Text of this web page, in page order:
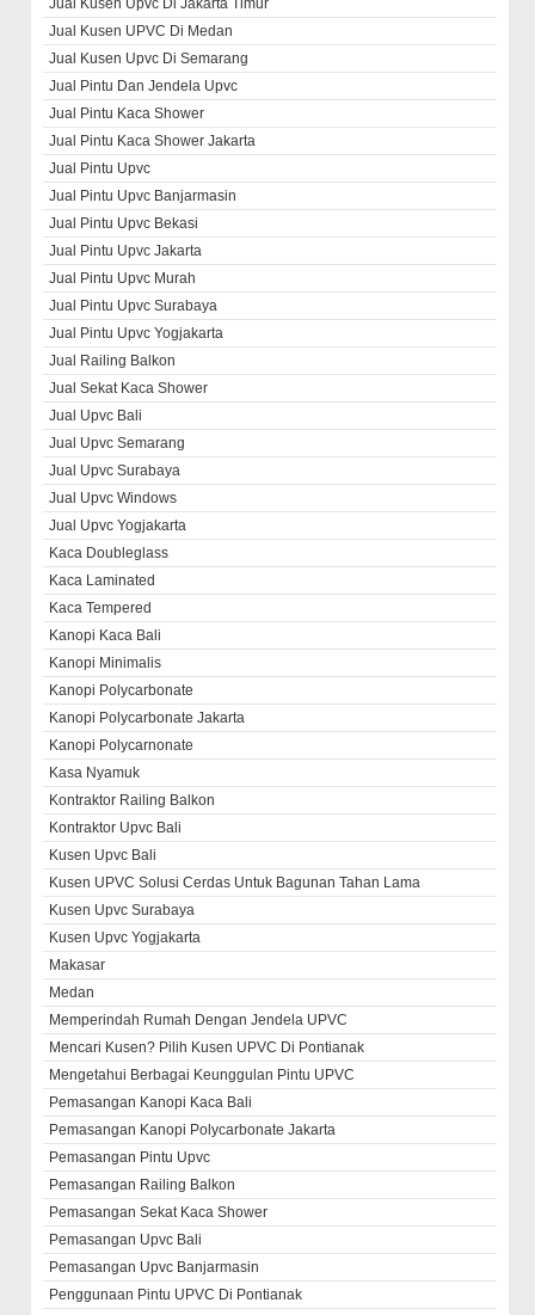
Jual Kusen Upvc Di Jakarta Timur
Jual Kusen UPVC Di Medan
Jual Kusen Upvc Di Semarang
Jual Pintu Dan Jendela Upvc
Jual Pintu Kaca Shower
Jual Pintu Kaca Shower Jakarta
Jual Pintu Upvc
Jual Pintu Upvc Banjarmasin
Jual Pintu Upvc Bekasi
Jual Pintu Upvc Jakarta
Jual Pintu Upvc Murah
Jual Pintu Upvc Surabaya
Jual Pintu Upvc Yogjakarta
Jual Railing Balkon
Jual Sekat Kaca Shower
Jual Upvc Bali
Jual Upvc Semarang
Jual Upvc Surabaya
Jual Upvc Windows
Jual Upvc Yogjakarta
Kaca Doubleglass
Kaca Laminated
Kaca Tempered
Kanopi Kaca Bali
Kanopi Minimalis
Kanopi Polycarbonate
Kanopi Polycarbonate Jakarta
Kanopi Polycarnonate
Kasa Nyamuk
Kontraktor Railing Balkon
Kontraktor Upvc Bali
Kusen Upvc Bali
Kusen UPVC Solusi Cerdas Untuk Bagunan Tahan Lama
Kusen Upvc Surabaya
Kusen Upvc Yogjakarta
Makasar
Medan
Memperindah Rumah Dengan Jendela UPVC
Mencari Kusen? Pilih Kusen UPVC Di Pontianak
Mengetahui Berbagai Keunggulan Pintu UPVC
Pemasangan Kanopi Kaca Bali
Pemasangan Kanopi Polycarbonate Jakarta
Pemasangan Pintu Upvc
Pemasangan Railing Balkon
Pemasangan Sekat Kaca Shower
Pemasangan Upvc Bali
Pemasangan Upvc Banjarmasin
Penggunaan Pintu UPVC Di Pontianak